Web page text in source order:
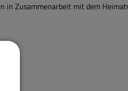
in Zusammenarbeit mit dem